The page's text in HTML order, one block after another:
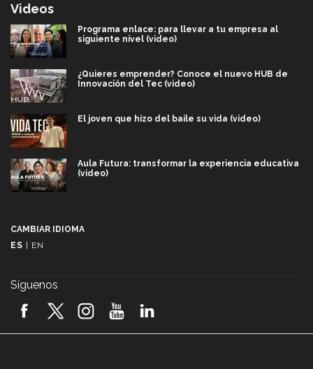
Videos
Programa enlace: para llevar a tu empresa al
siguiente nivel (video)
¿Quieres emprender? Conoce el nuevo HUB de
Innovación del Tec (video)
El joven que hizo del baile su vida (video)
Aula Futura: transformar la experiencia educativa
(video)
2026! (video)
CAMBIAR IDIOMA
ES | EN
Síguenos